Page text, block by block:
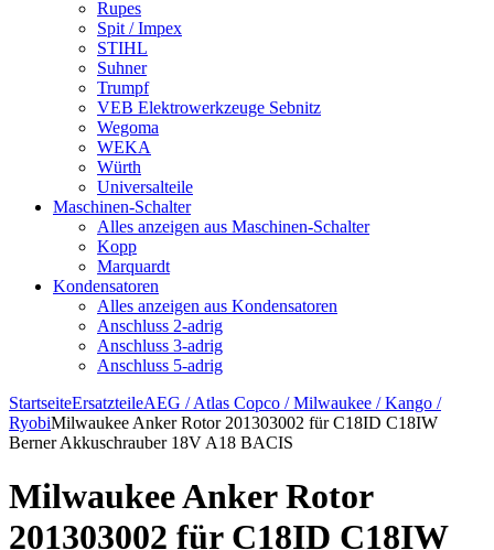
Rupes
Spit / Impex
STIHL
Suhner
Trumpf
VEB Elektrowerkzeuge Sebnitz
Wegoma
WEKA
Würth
Universalteile
Maschinen-Schalter
Alles anzeigen aus Maschinen-Schalter
Kopp
Marquardt
Kondensatoren
Alles anzeigen aus Kondensatoren
Anschluss 2-adrig
Anschluss 3-adrig
Anschluss 5-adrig
StartseiteErsatzteileAEG / Atlas Copco / Milwaukee / Kango /
RyobiMilwaukee Anker Rotor 201303002 für C18ID C18IW
Berner Akkuschrauber 18V A18 BACIS
Milwaukee Anker Rotor
201303002 für C18ID C18IW